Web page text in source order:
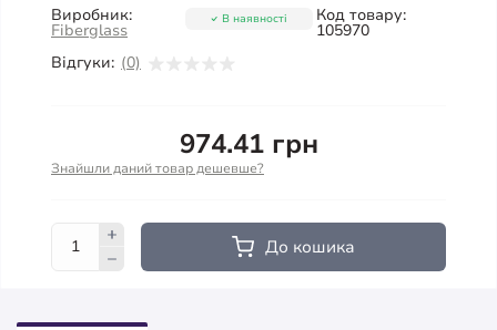
Виробник:
Fiberglass
Код товару:
105970
Відгуки: (0)
В наявності
974.41 грн
Знайшли даний товар дешевше?
До кошика